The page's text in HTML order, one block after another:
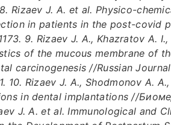
Rizaev J. A. et al. Physico-
in patients in the post-covid
9. Rizaev J. A., Khazratov A.
of the mucous membrane of
carcinogenesis //Russian
10. Rizaev J. A., Shodmonov A.
in dental implantations //
J. A. et al. Immunological and